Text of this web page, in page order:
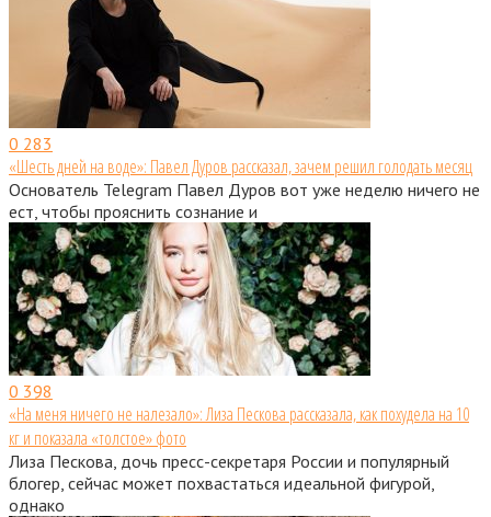
0 283
«Шесть дней на воде»: Павел Дуров рассказал, зачем решил голодать месяц
Основатель Telegram Павел Дуров вот уже неделю ничего не
ест, чтобы прояснить сознание и
0 398
«На меня ничего не налезало»: Лиза Пескова рассказала, как похудела на 10
кг и показала «толстое» фото
Лиза Пескова, дочь пресс-секретаря России и популярный
блогер, сейчас может похвастаться идеальной фигурой,
однако